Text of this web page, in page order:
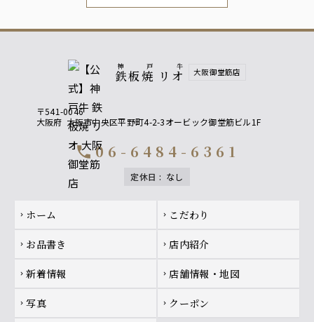
神戸牛
鉄板焼 リオ 大阪御堂筋店
〒541-0046
大阪府 大阪市中央区平野町4-2-3オービック御堂筋ビル1F
call06-6484-6361
定休日 : なし
Footer navigation
chevron_right ホーム chevron_right こだわり
chevron_right お品書き chevron_right 店内紹介
chevron_right 新着情報 chevron_right 店舗情報・地図
chevron_right 写真 chevron_right クーポン